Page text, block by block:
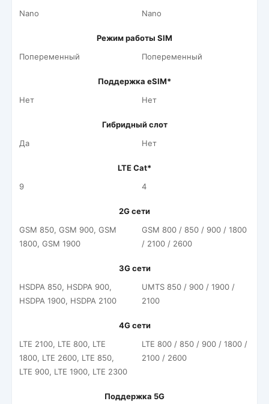
Nano
Nano
Режим работы SIM
Попеременный
Попеременный
Поддержка eSIM*
Нет
Нет
Гибридный слот
Да
Нет
LTE Cat*
9
4
2G сети
GSM 850, GSM 900, GSM
1800, GSM 1900
GSM 800 / 850 / 900 / 1800
/ 2100 / 2600
3G сети
HSDPA 850, HSDPA 900,
HSDPA 1900, HSDPA 2100
UMTS 850 / 900 / 1900 /
2100
4G сети
LTE 2100, LTE 800, LTE
1800, LTE 2600, LTE 850,
LTE 900, LTE 1900, LTE 2300
LTE 800 / 850 / 900 / 1800 /
2100 / 2600
Поддержка 5G